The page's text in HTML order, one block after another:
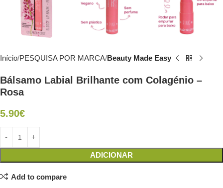
Início PESQUISA POR MARCA Beauty Made Easy
Bálsamo Labial Brilhante com Colagénio –
Rosa
5.90€
ADICIONAR
Add to compare